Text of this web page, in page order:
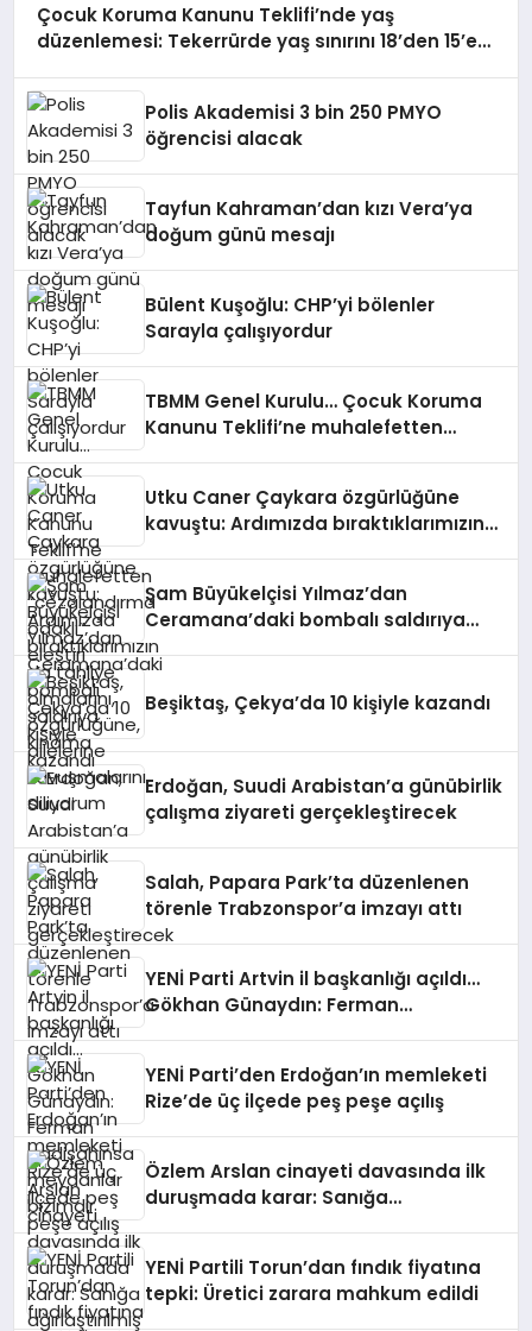
Çocuk Koruma Kanunu Teklifi’nde yaş
düzenlemesi: Tekerrürde yaş sınırını 18’den 15’e
Polis Akademisi 3 bin 250 PMYO
öğrencisi alacak
Tayfun Kahraman’dan kızı Vera’ya
doğum günü mesajı
Bülent Kuşoğlu: CHP’yi bölenler
Sarayla çalışıyordur
TBMM Genel Kurulu… Çocuk Koruma
Kanunu Teklifi’ne muhalefetten
Utku Caner Çaykara özgürlüğüne
kavuştu: Ardımızda bıraktıklarımızın
ailelerine kavuşmalarını diliyorum
Şam Büyükelçisi Yılmaz’dan
Ceramana’daki bombalı saldırıya
kınama
Beşiktaş, Çekya’da 10 kişiyle kazandı
Erdoğan, Suudi Arabistan’a günübirlik
çalışma ziyareti gerçekleştirecek
Salah, Papara Park’ta düzenlenen
törenle Trabzonspor’a imzayı attı
YENİ Parti Artvin il başkanlığı açıldı…
Gökhan Günaydın: Ferman
YENİ Parti’den Erdoğan’ın memleketi
Rize’de üç ilçede peş peşe açılış
Özlem Arslan cinayeti davasında ilk
duruşmada karar: Sanığa
YENİ Partili Torun’dan fındık fiyatına
tepki: Üretici zarara mahkum edildi